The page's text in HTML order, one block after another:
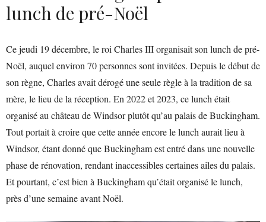
lunch de pré-Noël
Ce jeudi 19 décembre, le roi Charles III organisait son lunch de pré-
Noël, auquel environ 70 personnes sont invitées. Depuis le début de
son règne, Charles avait dérogé une seule règle à la tradition de sa
mère, le lieu de la réception. En 2022 et 2023, ce lunch était
organisé au château de Windsor plutôt qu’au palais de Buckingham.
Tout portait à croire que cette année encore le lunch aurait lieu à
Windsor, étant donné que Buckingham est entré dans une nouvelle
phase de rénovation, rendant inaccessibles certaines ailes du palais.
Et pourtant, c’est bien à Buckingham qu’était organisé le lunch,
près d’une semaine avant Noël.